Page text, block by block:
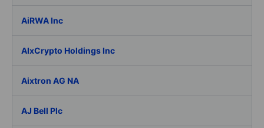
AiRWA Inc
AIxCrypto Holdings Inc
Aixtron AG NA
AJ Bell Plc